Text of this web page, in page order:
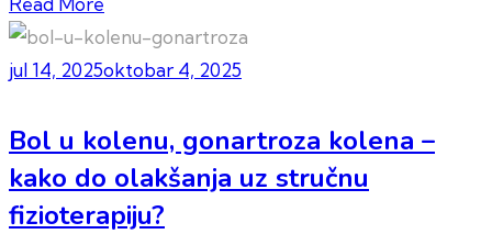
jul 14, 2025oktobar 4, 2025
Bol u kolenu, gonartroza kolena –
kako do olakšanja uz stručnu
fizioterapiju?